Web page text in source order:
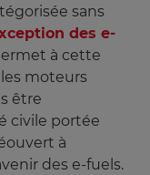
sans
des e-
à cette
moteurs
être
civile portée
à
des e-fuels.